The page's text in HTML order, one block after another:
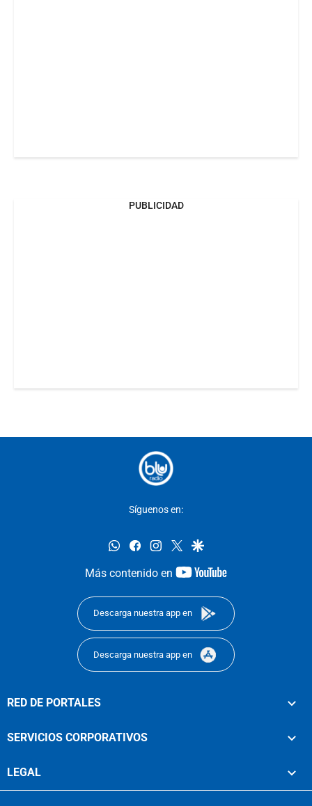
PUBLICIDAD
Síguenos en:
whatsappfacebookinstagram
twittergoogle
Más contenido en
youtube-
Descarga nuestra app en
Descarga nuestra app en
RED DE PORTALES
SERVICIOS CORPORATIVOS
LEGAL